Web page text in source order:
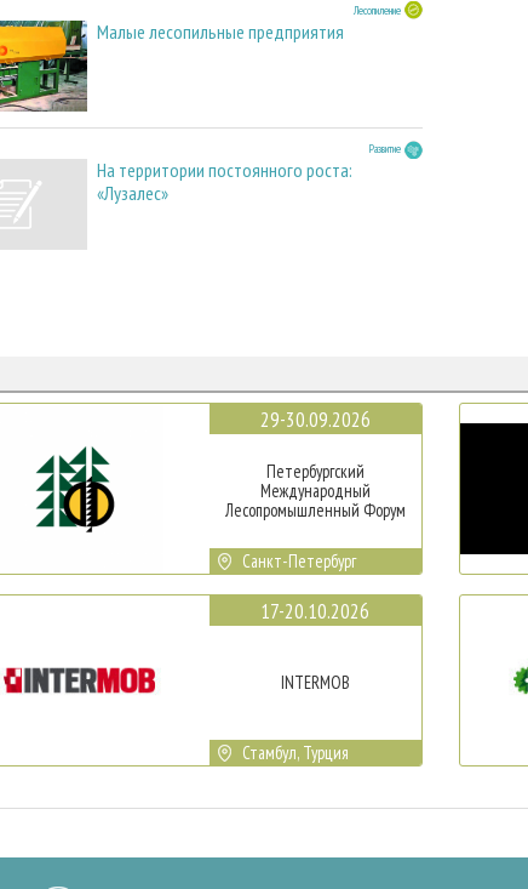
Лесопиление
Малые лесопильные предприятия
Развитие
На территории постоянного роста:
«Лузалес»
29-30.09.2026
Петербургский
Международный
Лесопромышленный Форум
Санкт-Петербург
17-20.10.2026
INTERMOB
Стамбул, Турция